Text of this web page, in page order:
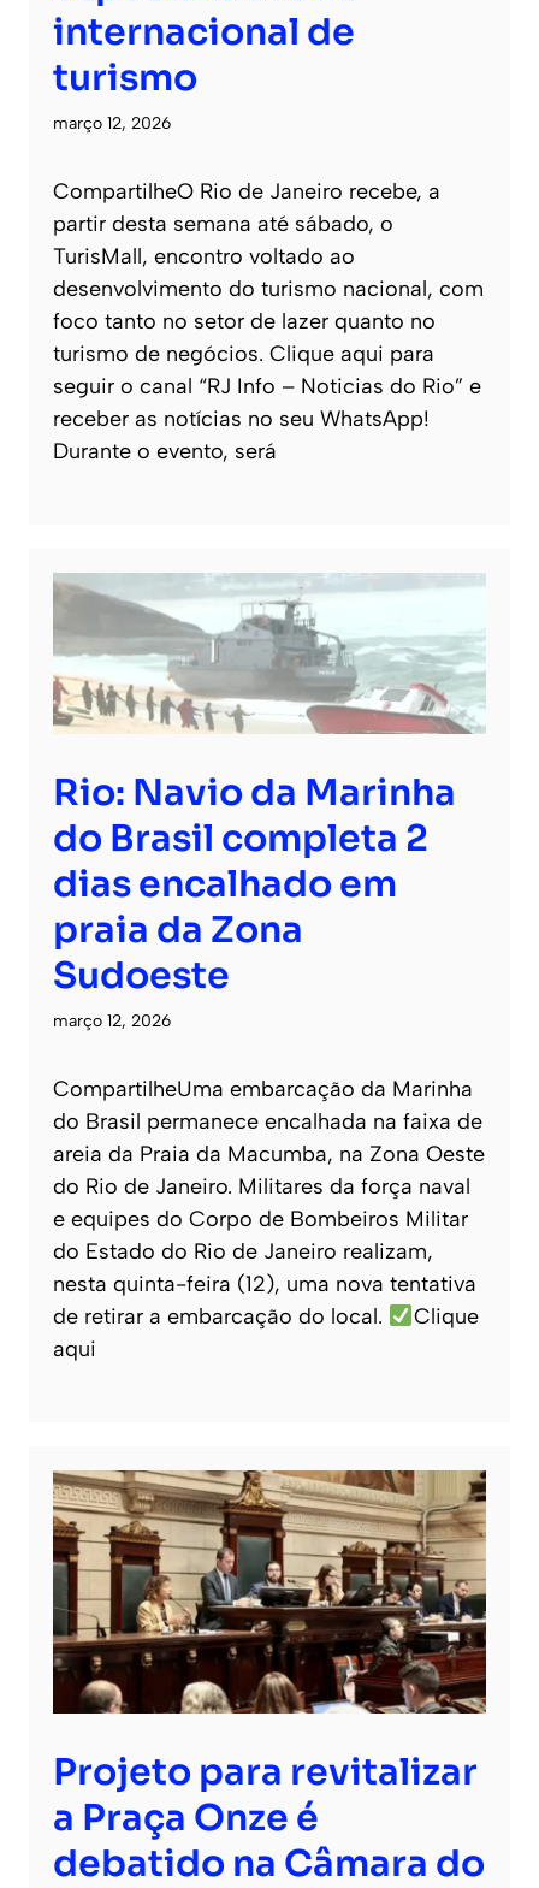
internacional de
turismo
março 12, 2026
CompartilheO Rio de Janeiro recebe, a
partir desta semana até sábado, o
TurisMall, encontro voltado ao
desenvolvimento do turismo nacional, com
foco tanto no setor de lazer quanto no
turismo de negócios. Clique aqui para
seguir o canal “RJ Info – Noticias do Rio” e
receber as notícias no seu WhatsApp!
Durante o evento, será
Rio: Navio da Marinha
do Brasil completa 2
dias encalhado em
praia da Zona
Sudoeste
março 12, 2026
CompartilheUma embarcação da Marinha
do Brasil permanece encalhada na faixa de
areia da Praia da Macumba, na Zona Oeste
do Rio de Janeiro. Militares da força naval
e equipes do Corpo de Bombeiros Militar
do Estado do Rio de Janeiro realizam,
nesta quinta-feira (12), uma nova tentativa
de retirar a embarcação do local.
Clique
aqui
Projeto para revitalizar
a Praça Onze é
debatido na Câmara do